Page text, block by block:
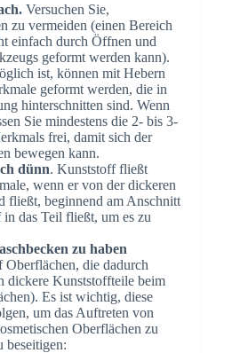
Versuchen Sie,
zu vermeiden (einen Bereich
einfach durch Öffnen und
geformt werden kann).
ist, können mit Hebern
geformt werden, die in
hinterschnitten sind. Wenn
Sie mindestens die 2- bis 3-
frei, damit sich der
bewegen kann.
dünn. Kunststoff fließt
wenn er von der dickeren
fließt, beginnend am Anschnitt
das Teil fließt, um es zu
zu haben
Oberflächen, die dadurch
dickere Kunststoffteile beim
Es ist wichtig, diese
um das Auftreten von
Oberflächen zu
beseitigen: